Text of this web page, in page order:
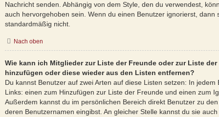
Nachricht senden. Abhängig von dem Style, den du verwendest,
auch hervorgehoben sein. Wenn du einen Benutzer ignorierst, dann
standardmäßig nicht.
Nach oben
Wie kann ich Mitglieder zur Liste der Freunde oder zur Liste
hinzufügen oder diese wieder aus den Listen entfernen?
Du kannst Benutzer auf zwei Arten auf diese Listen setzen: In
Links: einen zum Hinzufügen zur Liste der Freunde und einen zum
Außerdem kannst du im persönlichen Bereich direkt Benutzer zu
deren Benutzernamen eingibst. An gleicher Stelle kannst du sie